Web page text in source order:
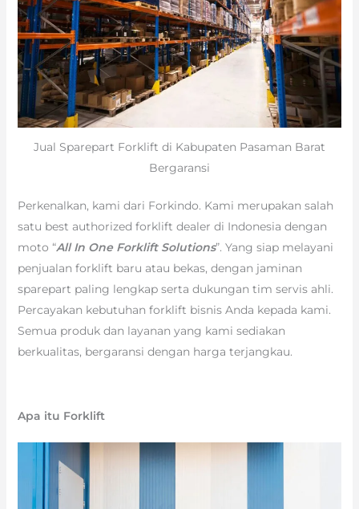
Jual Sparepart Forklift di Kabupaten Pasaman Barat
Bergaransi
Perkenalkan, kami dari Forkindo. Kami merupakan salah
satu best authorized forklift dealer di Indonesia dengan
moto “All In One Forklift Solutions”. Yang siap melayani
penjualan forklift baru atau bekas, dengan jaminan
sparepart paling lengkap serta dukungan tim servis ahli.
Percayakan kebutuhan forklift bisnis Anda kepada kami.
Semua produk dan layanan yang kami sediakan
berkualitas, bergaransi dengan harga terjangkau.
Apa itu Forklift